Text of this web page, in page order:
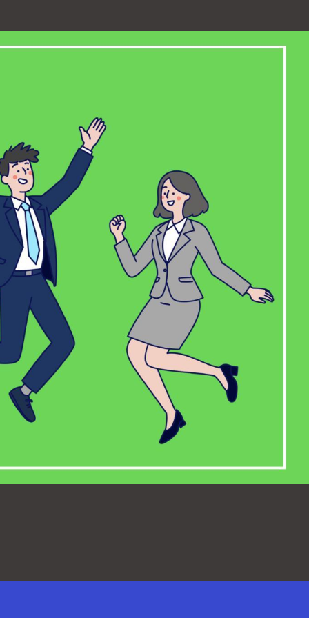
確認
送信内容の確認
送信内容をご確認下さい。
内容を修正する場合は「戻る」、送信
ければ「送信」ボタンをクリックし
利用規約およびプライバシーポリシー
ただいたうえで、お問い合わせく